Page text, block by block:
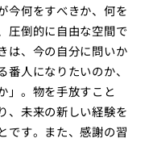
今何をすべきか、何を
圧倒的に自由な空間で
は、今の自分に問いか
人になりたいのか、
」。物を手放すこと
、未来の新しい経験を
です。また、感謝の習